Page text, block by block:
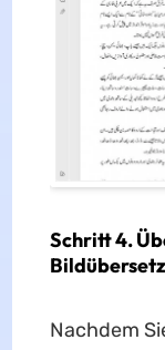
Schritt 4.
Nachdem